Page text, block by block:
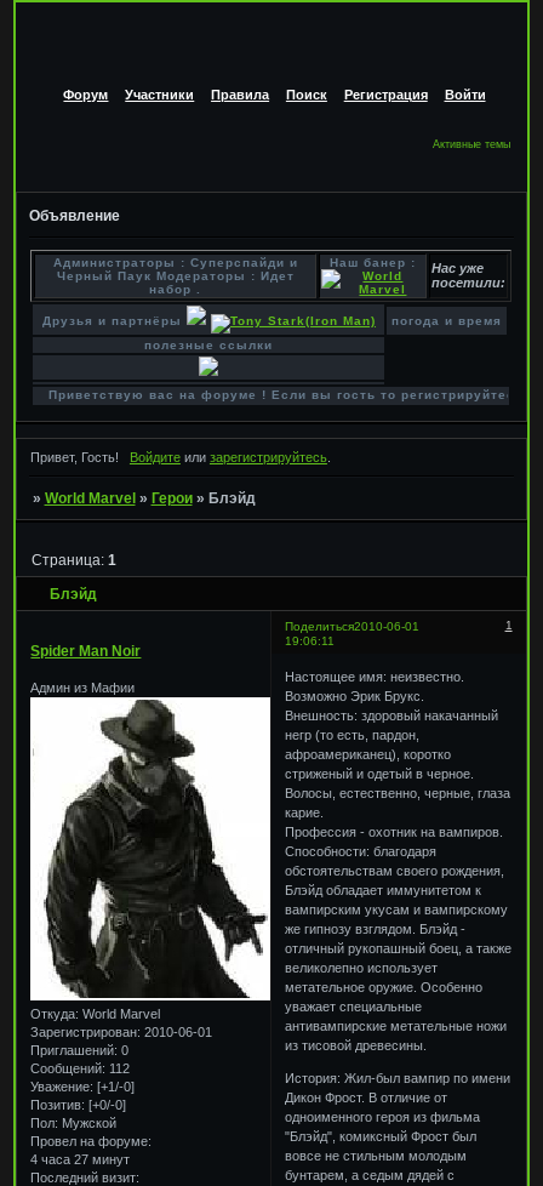
Форум Участники Правила Поиск Регистрация Войти
Активные темы
Объявление
Администраторы : Суперспайди и
Черный Паук Модераторы : Идет
набор .
Наш банер :
Нас уже
посетили:
Друзья и партнёры
погода и время
полезные ссылки
Приветствую вас на форуме ! Если вы гость то регистрируйтесь !
Привет, Гость! Войдитеили зарегистрируйтесь.
» World Marvel » Герои » Блэйд
Блэйд
Страница: 1
Поделиться 1
2010-06-01
19:06:11
Spider Man Noir
Админ из Мафии
Откуда: World Marvel
Зарегистрирован: 2010-06-01
Приглашений: 0
Сообщений: 112
Уважение: [+1/-0]
Позитив: [+0/-0]
Пол: Мужской
Провел на форуме:
4 часа 27 минут
Последний визит:
Настоящее имя: неизвестно.
Возможно Эрик Брукс.
Внешность: здоровый накачанный
негр (то есть, пардон,
афроамериканец), коротко
стриженый и одетый в черное.
Волосы, естественно, черные, глаза
карие.
Профессия - охотник на вампиров.
Способности: благодаря
обстоятельствам своего рождения,
Блэйд обладает иммунитетом к
вампирским укусам и вампирскому
же гипнозу взглядом. Блэйд -
отличный рукопашный боец, а также
великолепно использует
метательное оружие. Особенно
уважает специальные
антивампирские метательные ножи
из тисовой древесины.
История: Жил-был вампир по имени
Дикон Фрост. В отличие от
одноименного героя из фильма
"Блэйд", комиксный Фрост был
вовсе не стильным молодым
бунтарем, а седым дядей с